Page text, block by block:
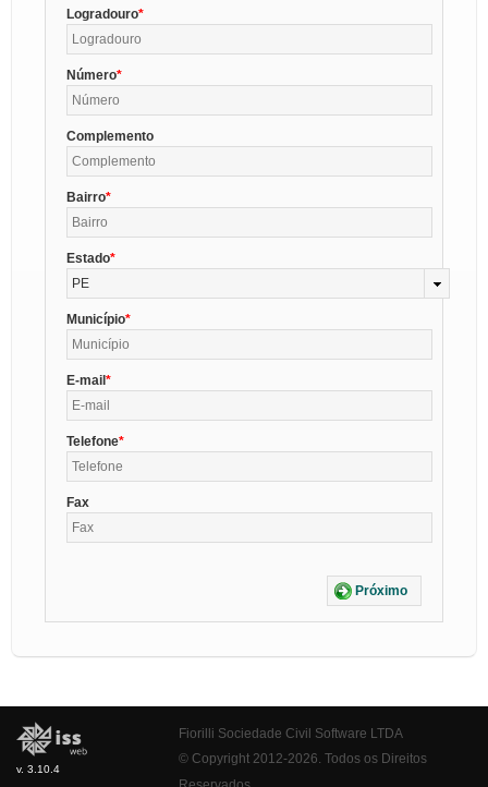
Logradouro
Número
Complemento
Bairro
Estado
PE
Município
E-mail
Telefone
Fax
Próximo
v. 3.10.4
Fiorilli Sociedade Civil Software LTDA
© Copyright 2012-2026. Todos os Direitos